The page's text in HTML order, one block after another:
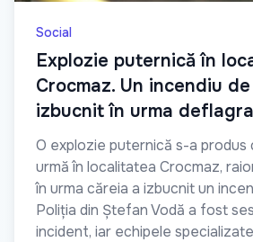
Social
Explozie puternică în
Crocmaz. Un incendiu
izbucnit în urma
O explozie puternică s-a produs
urmă în localitatea Crocmaz,
în urma căreia a izbucnit un
Poliția din Ștefan Vodă a fost
incident, iar echipele